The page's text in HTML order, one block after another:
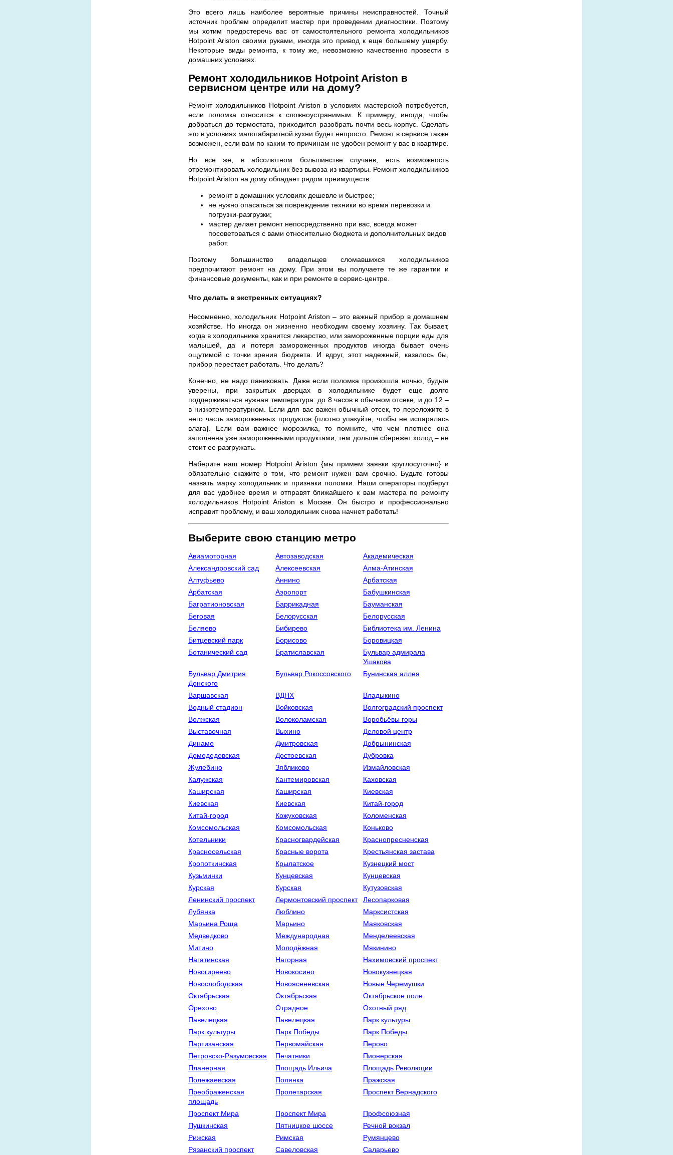
Это всего лишь наиболее вероятные причины неисправностей. Точный
источник проблем определит мастер при проведении диагностики. Поэтому
мы хотим предостеречь вас от самостоятельного ремонта холодильников
Hotpoint Ariston своими руками, иногда это привод к еще большему ущербу.
Некоторые виды ремонта, к тому же, невозможно качественно провести в
домашних условиях.
Ремонт холодильников Hotpoint Ariston в
сервисном центре или на дому?
Ремонт холодильников Hotpoint Ariston в условиях мастерской потребуется,
если поломка относится к сложноустранимым. К примеру, иногда, чтобы
добраться до термостата, приходится разобрать почти весь корпус. Сделать
это в условиях малогабаритной кухни будет непросто. Ремонт в сервисе также
возможен, если вам по каким-то причинам не удобен ремонт у вас в квартире.
Но все же, в абсолютном большинстве случаев, есть возможность
отремонтировать холодильник без вывоза из квартиры. Ремонт холодильников
Hotpoint Ariston на дому обладает рядом преимуществ:
ремонт в домашних условиях дешевле и быстрее;
не нужно опасаться за повреждение техники во время перевозки и
погрузки-разгрузки;
мастер делает ремонт непосредственно при вас, всегда может
посоветоваться с вами относительно бюджета и дополнительных видов
работ.
Поэтому большинство владельцев сломавшихся холодильников
предпочитают ремонт на дому. При этом вы получаете те же гарантии и
финансовые документы, как и при ремонте в сервис-центре.
Что делать в экстренных ситуациях?
Несомненно, холодильник Hotpoint Ariston – это важный прибор в домашнем
хозяйстве. Но иногда он жизненно необходим своему хозяину. Так бывает,
когда в холодильнике хранится лекарство, или замороженные порции еды для
малышей, да и потеря замороженных продуктов иногда бывает очень
ощутимой с точки зрения бюджета. И вдруг, этот надежный, казалось бы,
прибор перестает работать. Что делать?
Конечно, не надо паниковать. Даже если поломка произошла ночью, будьте
уверены, при закрытых дверцах в холодильнике будет еще долго
поддерживаться нужная температура: до 8 часов в обычном отсеке, и до 12 –
в низкотемпературном. Если для вас важен обычный отсек, то переложите в
него часть замороженных продуктов {плотно упакуйте, чтобы не испарялась
влага}. Если вам важнее морозилка, то помните, что чем плотнее она
заполнена уже замороженными продуктами, тем дольше сбережет холод – не
стоит ее разгружать.
Наберите наш номер Hotpoint Ariston {мы примем заявки круглосуточно} и
обязательно скажите о том, что ремонт нужен вам срочно. Будьте готовы
назвать марку холодильник и признаки поломки. Наши операторы подберут
для вас удобнее время и отправят ближайшего к вам мастера по ремонту
холодильников Hotpoint Ariston в Москве. Он быстро и профессионально
исправит проблему, и ваш холодильник снова начнет работать!
Выберите свою станцию метро
Авиамоторная Автозаводская
Академическая
Александровский сад
Алексеевская
Алма-Атинская
Алтуфьево
Аннино
Арбатская
Арбатская
Аэропорт
Бабушкинская
Багратионовская
Баррикадная
Бауманская
Беговая
Белорусская
Белорусская
Беляево
Бибирево
Библиотека им. Ленина
Битцевский парк
Борисово
Боровицкая
Ботанический сад
Братиславская
Бульвар адмирала
Ушакова
Бульвар Дмитрия
Донского
Бульвар Рокоссовского Бунинская аллея
Варшавская ВДНХ
Владыкино
Водный стадион
Войковская
Волгоградский проспект
Волжская
Волоколамская
Воробьёвы горы
Выставочная
Выхино
Деловой центр
Динамо
Дмитровская
Добрынинская
Домодедовская
Достоевская
Дубровка
Жулебино
Зябликово
Измайловская
Калужская
Кантемировская
Каховская
Каширская
Каширская
Киевская
Киевская
Киевская
Китай-город
Китай-город
Кожуховская
Коломенская
Комсомольская
Комсомольская
Коньково
Котельники
Красногвардейская
Краснопресненская
Красносельская
Красные ворота
Крестьянская застава
Кропоткинская
Крылатское
Кузнецкий мост
Кузьминки
Кунцевская
Кунцевская
Курская
Курская
Кутузовская
Ленинский проспект
Лермонтовский проспект
Лесопарковая
Лубянка
Люблино
Марксистская
Марьина Роща
Марьино
Маяковская
Медведково
Международная
Менделеевская
Митино
Молодёжная
Мякинино
Нагатинская
Нагорная
Нахимовский проспект
Новогиреево
Новокосино
Новокузнецкая
Новослободская
Новоясеневская
Новые Черемушки
Октябрьская
Октябрьская
Октябрьское поле
Орехово
Отрадное
Охотный ряд
Павелецкая
Павелецкая
Парк культуры
Парк культуры
Парк Победы
Парк Победы
Партизанская
Первомайская
Перово
Петровско-Разумовская
Печатники
Пионерская
Планерная
Площадь Ильича
Площадь Революции
Полежаевская
Полянка
Пражская
Преображенская
площадь
Пролетарская Проспект Вернадского
Проспект Мира Проспект Мира
Профсоюзная
Пушкинская
Пятницкое шоссе
Речной вокзал
Рижская
Римская
Румянцево
Рязанский проспект
Савеловская Саларьево